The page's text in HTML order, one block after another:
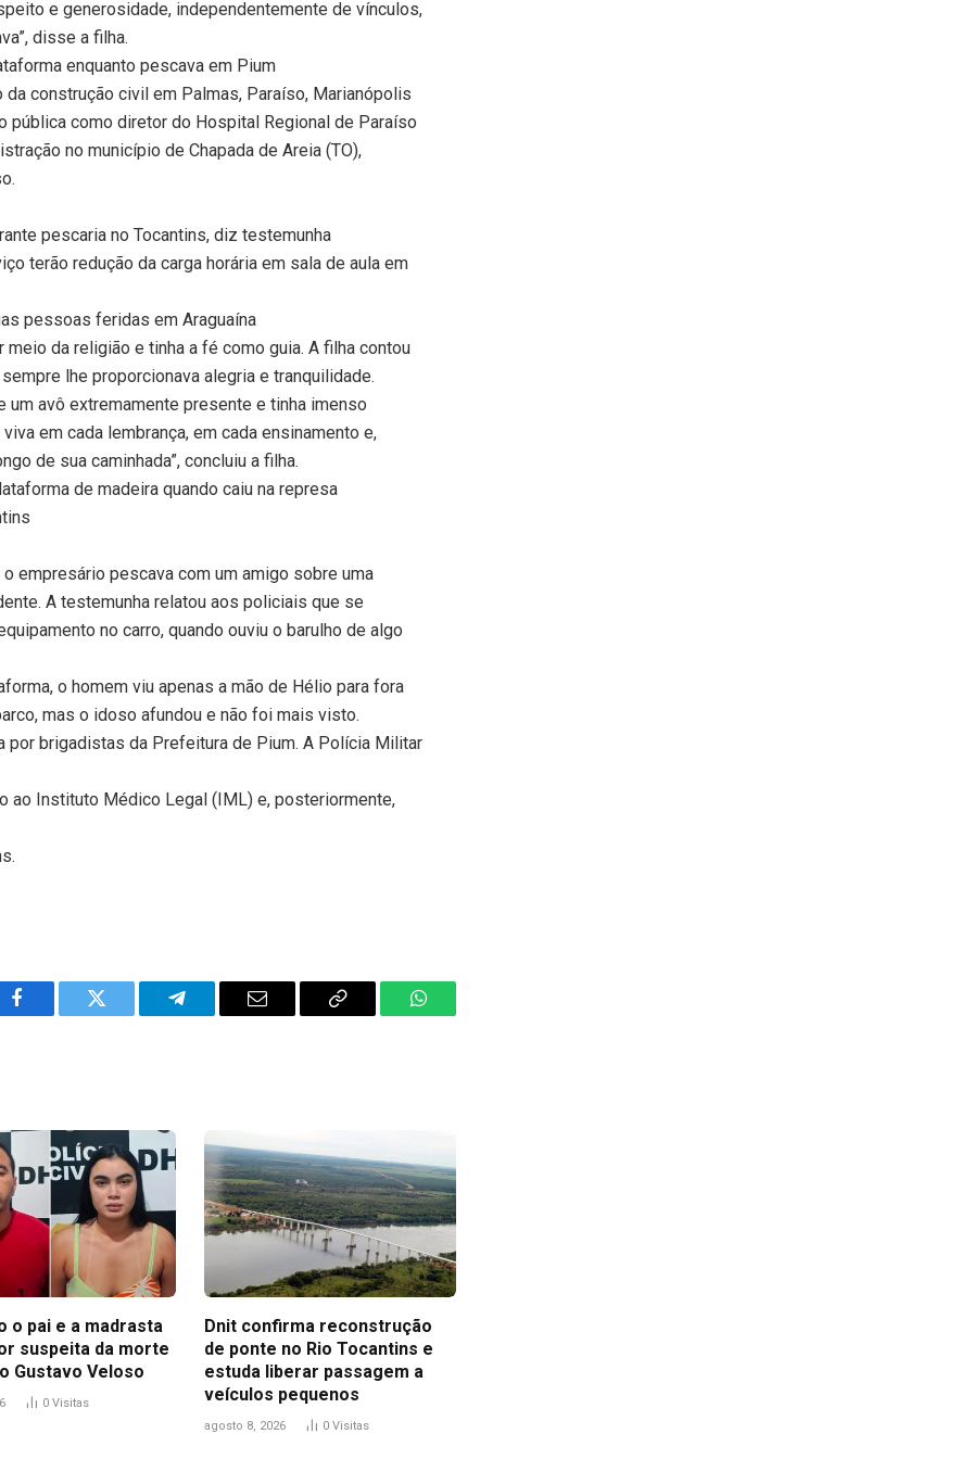
e generosidade, independentemente de vínculos,
disse a filha.
enquanto pescava em Pium
construção civil em Palmas, Paraíso, Marianópolis
pública como diretor do Hospital Regional de Paraíso
no município de Chapada de Areia (TO),
pescaria no Tocantins, diz testemunha
terão redução da carga horária em sala de aula em
pessoas feridas em Araguaína
da religião e tinha a fé como guia. A filha contou
lhe proporcionava alegria e tranquilidade.
um avô extremamente presente e tinha imenso
em cada lembrança, em cada ensinamento e,
de sua caminhada”, concluiu a filha.
de madeira quando caiu na represa
empresário pescava com um amigo sobre uma
A testemunha relatou aos policiais que se
no carro, quando ouviu o barulho de algo
o homem viu apenas a mão de Hélio para fora
mas o idoso afundou e não foi mais visto.
por brigadistas da Prefeitura de Pium. A Polícia Militar
ao Instituto Médico Legal (IML) e, posteriormente,
Facebook Twitter Telegram Email
Copy
WhatsApp
o pai e a madrasta
suspeita da morte
Gustavo Veloso
0 Visitas
Dnit confirma reconstrução
de ponte no Rio Tocantins e
estuda liberar passagem a
veículos pequenos
agosto 8, 2026 0 Visitas